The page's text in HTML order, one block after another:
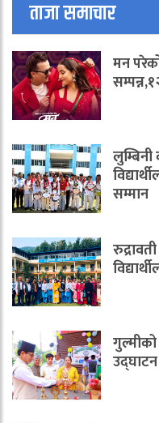
ताजा समाचार
मन
लुम्बिनी
सम्मान
उद्घाटन